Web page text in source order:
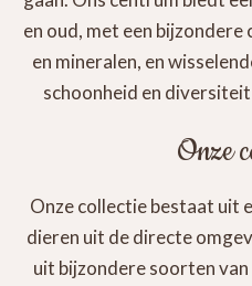
en oud, met een
en mineralen, en
schoonheid en
Onze
Onze collectie bestaat uit
dieren uit de directe
uit bijzondere soorten